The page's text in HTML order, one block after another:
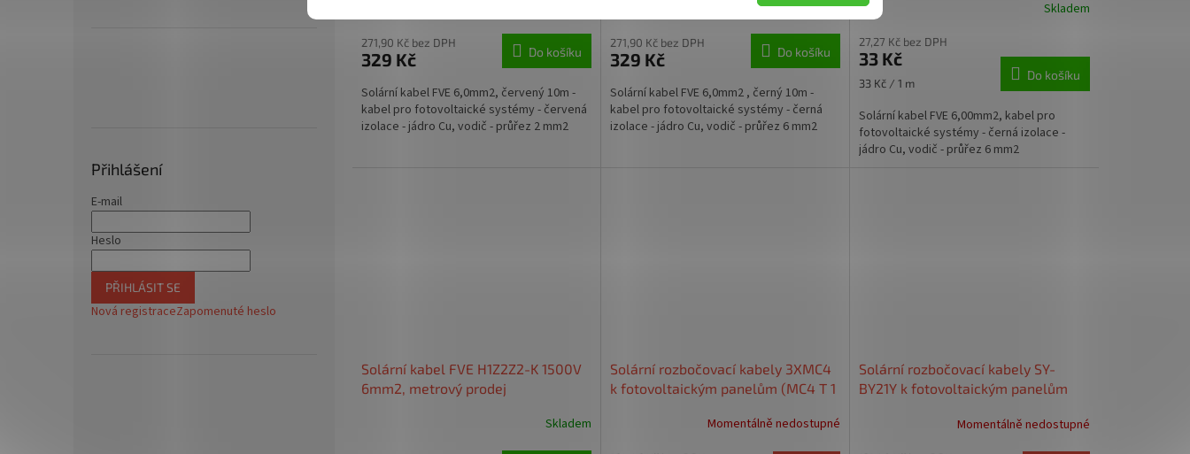
Přihlášení
E-mail
Heslo
PŘIHLÁSIT SE
Nová registraceZapomenuté heslo
271,90 Kč bez DPH
329 Kč Do košíku
Solární kabel FVE 6,0mm2, červený 10m -
kabel pro fotovoltaické systémy - červená
izolace - jádro Cu, vodič - průřez 2 mm2
Skladem
271,90 Kč bez DPH
329 Kč Do košíku
Solární kabel FVE 6,0mm2 , černý 10m -
kabel pro fotovoltaické systémy - černá
izolace - jádro Cu, vodič - průřez 6 mm2
Skladem
27,27 Kč bez DPH
33 Kč
Měrná
33 Kč / 1 m
Do košíku
Solární kabel FVE 6,00mm2, kabel pro
fotovoltaické systémy - černá izolace -
jádro Cu, vodič - průřez 6 mm2
Solární kabel FVE H1Z2Z2-K 1500V
6mm2, metrový prodej
Skladem
Solární rozbočovací kabely 3XMC4
k fotovoltaickým panelům (MC4 T 1
Momentálně nedostupné
Solární rozbočovací kabely SY-
BY21Y k fotovoltaickým panelům
Momentálně nedostupné